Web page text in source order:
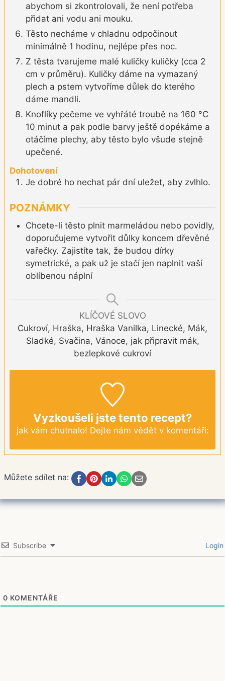
abychom si zkontrolovali, že není potřeba
přidat ani vodu ani mouku.
Těsto necháme v chladnu odpočinout
minimálně 1 hodinu, nejlépe přes noc.
Z těsta tvarujeme malé kuličky kuličky (cca 2
cm v průměru). Kuličky dáme na vymazaný
plech a pstem vytvoříme důlek do kterého
dáme mandli.
Knoflíky pečeme ve vyhřáté troubě na 160 °C
10 minut a pak podle barvy ještě dopékáme a
otáčíme plechy, aby těsto bylo všude stejně
upečené.
Dohotovení
Je dobré ho nechat pár dní uležet, aby zvlhlo.
POZNÁMKY
Chcete-li těsto plnit marmeládou nebo povidly,
doporučujeme vytvořit důlky koncem dřevěné
vařečky. Zajistíte tak, že budou dírky
symetrické, a pak už je stačí jen naplnit vaší
oblíbenou náplní
KLÍČOVÉ SLOVO
Cukroví, Hraška, Hraška Vanilka, Linecké, Mák,
Sladké, Svačina, Vánoce, jak připravit mák,
bezlepkové cukroví
Vyzkoušeli jste tento recept?
jak vám chutnalo! Dejte nám vědět v komentáři:
Můžete sdílet na:
Subscribe Login
0 KOMENTÁŘE